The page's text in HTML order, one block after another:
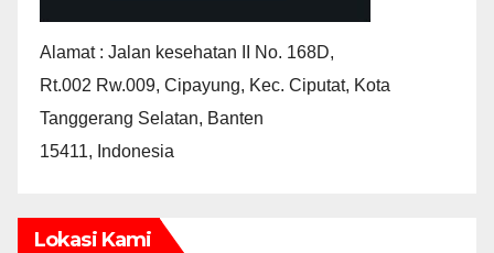
Alamat : Jalan kesehatan II No. 168D,
Rt.002 Rw.009, Cipayung, Kec. Ciputat, Kota
Tanggerang Selatan, Banten
15411, Indonesia
Lokasi Kami